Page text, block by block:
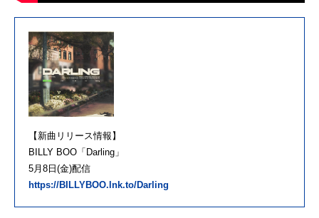
【新曲リリース情報】
BILLY BOO「Darling」
5月8日(金)配信
https://BILLYBOO.lnk.to/Darling